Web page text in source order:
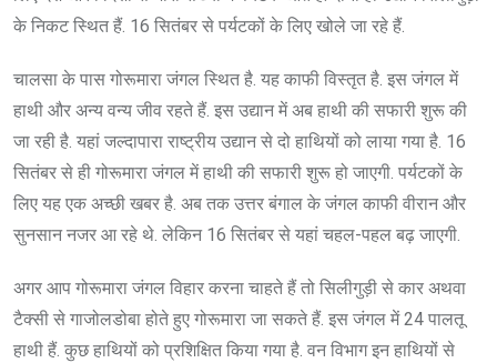
के निकट स्थित हैं. 16 सितंबर से पर्यटकों के लिए खोले जा रहे हैं.
चालसा के पास गोरूमारा जंगल स्थित है. यह काफी विस्तृत है. इस जंगल में
हाथी और अन्य वन्य जीव रहते हैं. इस उद्यान में अब हाथी की सफारी शुरू की
जा रही है. यहां जल्दापारा राष्ट्रीय उद्यान से दो हाथियों को लाया गया है. 16
सितंबर से ही गोरूमारा जंगल में हाथी की सफारी शुरू हो जाएगी. पर्यटकों के
लिए यह एक अच्छी खबर है. अब तक उत्तर बंगाल के जंगल काफी वीरान और
सुनसान नजर आ रहे थे. लेकिन 16 सितंबर से यहां चहल-पहल बढ़ जाएगी.
अगर आप गोरूमारा जंगल विहार करना चाहते हैं तो सिलीगुड़ी से कार अथवा
टैक्सी से गाजोलडोबा होते हुए गोरूमारा जा सकते हैं. इस जंगल में 24 पालतू
हाथी हैं. कुछ हाथियों को प्रशिक्षित किया गया है. वन विभाग इन हाथियों से